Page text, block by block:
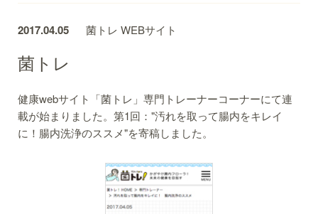
2017.04.05 菌トレ WEBサイト
菌トレ
健康webサイト「菌トレ」専門トレーナーコーナーにて連
載が始まりました。第1回："汚れを取って腸内をキレイ
に！腸内洗浄のススメ"を寄稿しました。